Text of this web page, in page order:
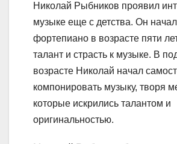
Николай Рыбников проявил
музыке еще с детства. Он начал
фортепиано в возрасте пяти
талант и страсть к музыке. В
возрасте Николай начал
компонировать музыку, творя
которые искрились талантом и
оригинальностью.